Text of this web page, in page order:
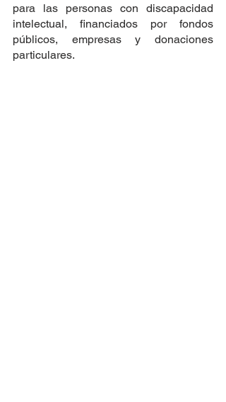
para las personas con discapacidad
intelectual, financiados por fondos
públicos, empresas y donaciones
particulares.